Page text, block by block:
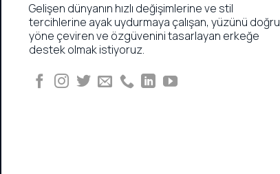
Gelişen dünyanın hızlı değişimlerine ve stil
tercihlerine ayak uydurmaya çalışan, yüzünü doğru
yöne çeviren ve özgüvenini tasarlayan erkeğe
destek olmak istiyoruz.